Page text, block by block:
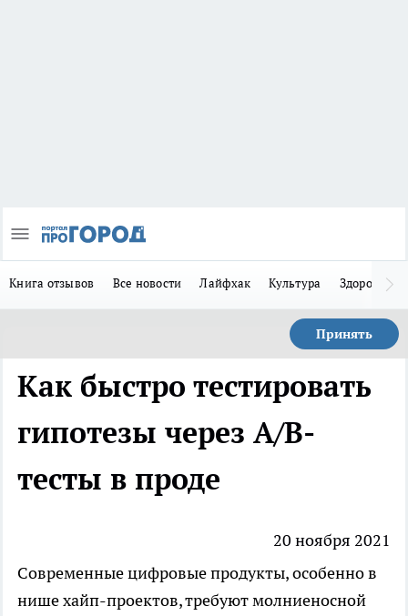
Книга отзывов Все новости Лайфхак Культура Здоровье
Принять
Как быстро тестировать
гипотезы через A/B-
тесты в проде
20 ноября 2021
Современные цифровые продукты, особенно в
нише хайп-проектов, требуют молниеносной